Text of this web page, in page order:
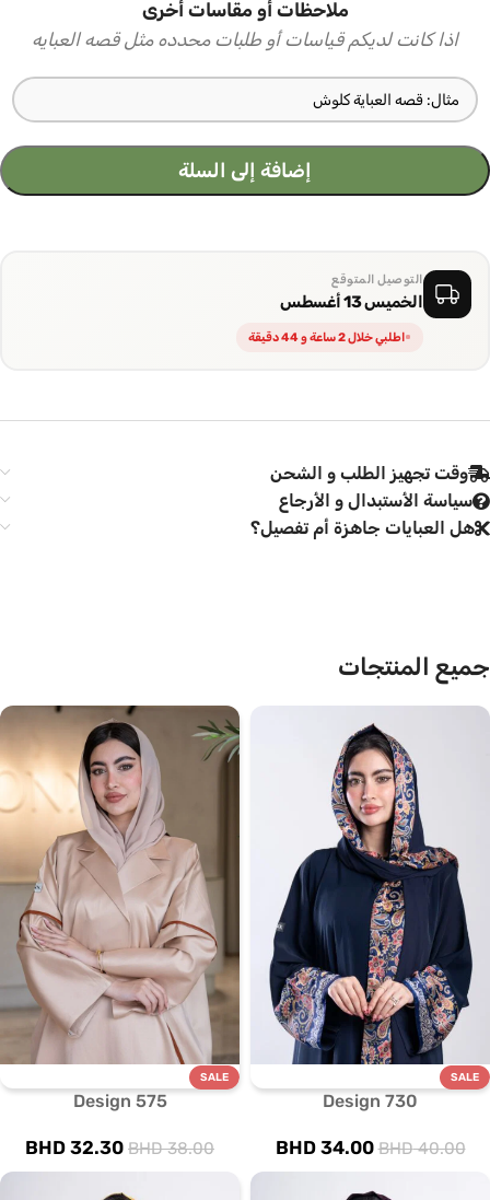
ملاحظات أو مقاسات أخرى
اذا كانت لديكم قياسات أو طلبات محدده مثل قصه العبايه
إضافة إلى السلة
التوصيل المتوقع
الخميس 13 أغسطس
اطلبي خلال 2 ساعة و 44 دقيقة
وقت تجهيز الطلب و الشحن
سياسة الأستبدال و الأرجاع
هل العبايات جاهزة أم تفصيل؟
جميع المنتجات
SALE
Design 730
BHD40.00
BHD34.00
SALE
Design 575
BHD38.00
BHD 32.30